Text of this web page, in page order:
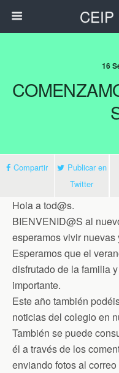
CEIP
16
Compartir
Publicar en
Twitter
Hola a tod@s.
BIENVENID@S al
esperamos vivir
Esperamos que el
disfrutado de la familia
importante.
Este año también
noticias del colegio en
También se puede
él a través de los
enviando fotos al